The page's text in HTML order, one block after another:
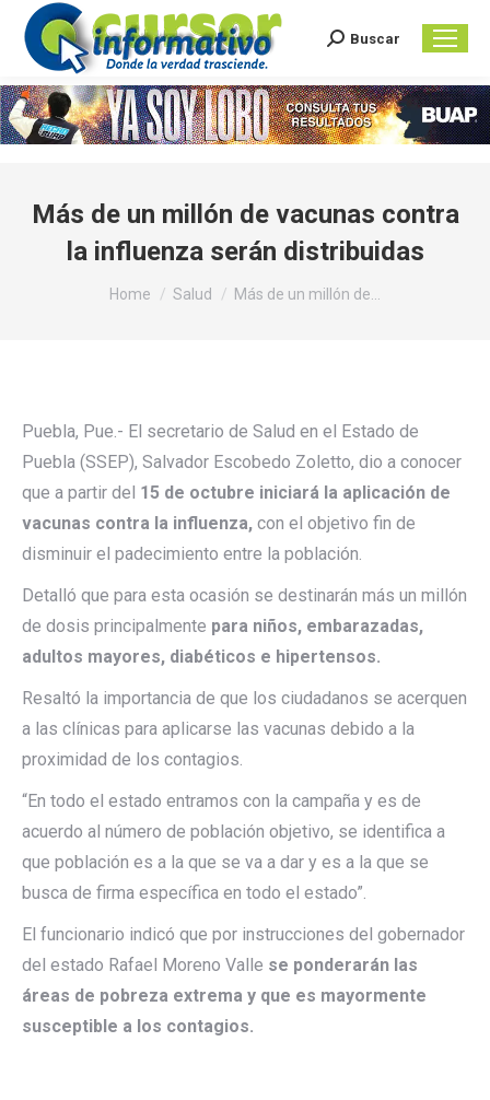
Search:
Buscar
Más de un millón de vacunas contra
la influenza serán distribuidas
You are here:
Home Salud Más de un millón de…
Puebla, Pue.- El secretario de Salud en el Estado de
Puebla (SSEP), Salvador Escobedo Zoletto, dio a conocer
que a partir del 15 de octubre iniciará la aplicación de
vacunas contra la influenza, con el objetivo fin de
disminuir el padecimiento entre la población.
Detalló que para esta ocasión se destinarán más un millón
de dosis principalmente para niños, embarazadas,
adultos mayores, diabéticos e hipertensos.
Resaltó la importancia de que los ciudadanos se acerquen
a las clínicas para aplicarse las vacunas debido a la
proximidad de los contagios.
“En todo el estado entramos con la campaña y es de
acuerdo al número de población objetivo, se identifica a
que población es a la que se va a dar y es a la que se
busca de firma específica en todo el estado”.
El funcionario indicó que por instrucciones del gobernador
del estado Rafael Moreno Valle se ponderarán las
áreas de pobreza extrema y que es mayormente
susceptible a los contagios.